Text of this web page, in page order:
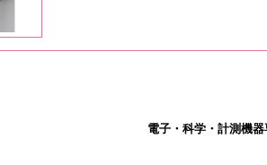
電子・科学・計測機